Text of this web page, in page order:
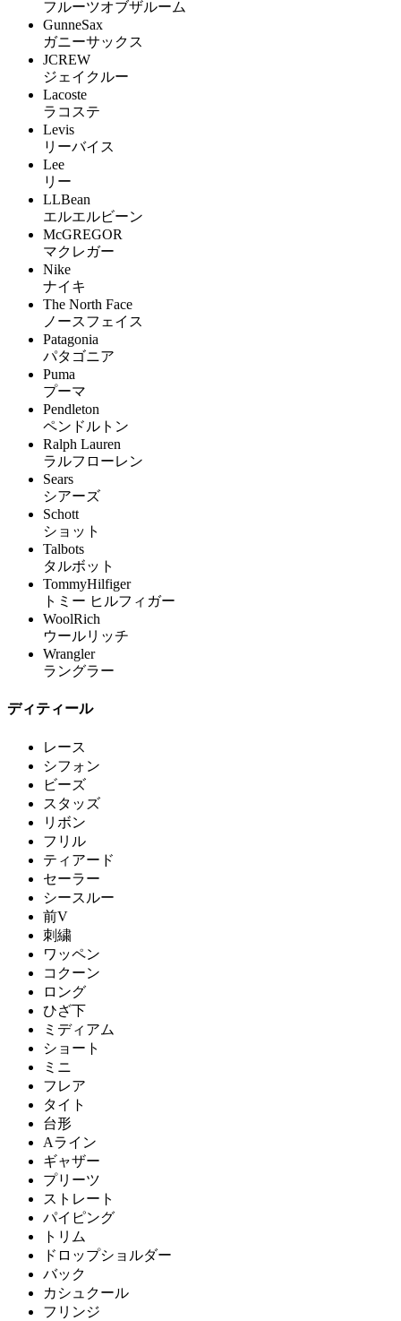
フルーツオブザルーム
GunneSax
ガニーサックス
JCREW
ジェイクルー
Lacoste
ラコステ
Levis
リーバイス
Lee
リー
LLBean
エルエルビーン
McGREGOR
マクレガー
Nike
ナイキ
The North Face
ノースフェイス
Patagonia
パタゴニア
Puma
プーマ
Pendleton
ペンドルトン
Ralph Lauren
ラルフローレン
Sears
シアーズ
Schott
ショット
Talbots
タルボット
TommyHilfiger
トミー ヒルフィガー
WoolRich
ウールリッチ
Wrangler
ラングラー
ディティール
レース
シフォン
ビーズ
スタッズ
リボン
フリル
ティアード
セーラー
シースルー
前V
刺繍
ワッペン
コクーン
ロング
ひざ下
ミディアム
ショート
ミニ
フレア
タイト
台形
Aライン
ギャザー
プリーツ
ストレート
パイピング
トリム
ドロップショルダー
バック
カシュクール
フリンジ